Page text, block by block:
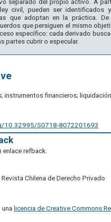
separado del propio activo. A
civil, pueden ser identificados
que adoptan en la práctica.
que persiguen el mismo
específico: cada derivado
partes cubrir o especular.
instrumentos financieros;
10.32995/S0718-8072201693
enlace refback.
Chilena de Derecho Privado
una licencia de Creative Commons